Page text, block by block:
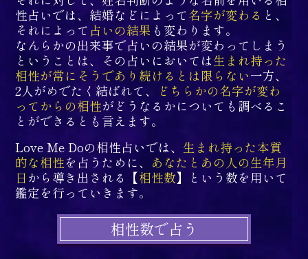
性占いでは、結婚などによって名字が変わる と、
それによって 占いの結果 も変わります。
なんらかの出来事で占いの結果が変わってしまう
ということは、その占いにおいては生まれ持った
相性が常にそうであり続けるとは限らない一方、
2人がめでたく結ばれて、
どちらかの名字が変わ
ってからの相性がどうなるかについても調べるこ
とができるとも言えます。
Love Me Doの相性占いでは、 生まれ持った本質
的な相性を占うために、 あなたとあの人の生年月
日 から導き出される【相性数】という数を用いて
鑑定を行っていきます。
相性数で占う